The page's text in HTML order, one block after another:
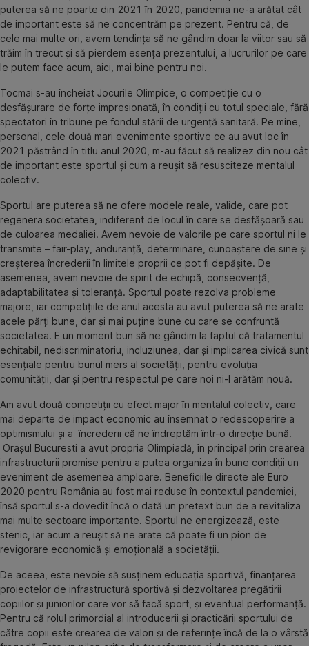
puterea să ne poarte din 2021 în 2020, pandemia ne-a arătat cât
de important este să ne concentrăm pe prezent. Pentru că, de
cele mai multe ori, avem tendința să ne gândim doar la viitor sau să
trăim în trecut și să pierdem esența prezentului, a lucrurilor pe care
le putem face acum, aici, mai bine pentru noi.
Tocmai s-au încheiat Jocurile Olimpice, o competiție cu o
desfășurare de forțe impresionată, în condiții cu totul speciale, fără
spectatori în tribune pe fondul stării de urgență sanitară. Pe mine,
personal, cele două mari evenimente sportive ce au avut loc în
2021 păstrând în titlu anul 2020, m-au făcut să realizez din nou cât
de important este sportul și cum a reușit să resusciteze mentalul
colectiv.
Sportul are puterea să ne ofere modele reale, valide, care pot
regenera societatea, indiferent de locul în care se desfășoară sau
de culoarea medaliei. Avem nevoie de valorile pe care sportul ni le
transmite – fair-play, anduranță, determinare, cunoaștere de sine și
creșterea încrederii în limitele proprii ce pot fi depășite. De
asemenea, avem nevoie de spirit de echipă, consecvență,
adaptabilitatea și toleranță. Sportul poate rezolva probleme
majore, iar competițiile de anul acesta au avut puterea să ne arate
acele părți bune, dar și mai puține bune cu care se confruntă
societatea. E un moment bun să ne gândim la faptul că tratamentul
echitabil, nediscriminatoriu, incluziunea, dar și implicarea civică sunt
esențiale pentru bunul mers al societății, pentru evoluția
comunității, dar și pentru respectul pe care noi ni-l arătăm nouă.
Am avut două competiții cu efect major în mentalul colectiv, care
mai departe de impact economic au însemnat o redescoperire a
optimismului și a încrederii că ne îndreptăm într-o direcție bună.
Orașul Bucuresti a avut propria Olimpiadă, în principal prin crearea
infrastructurii promise pentru a putea organiza în bune condiții un
eveniment de asemenea amploare. Beneficiile directe ale Euro
2020 pentru România au fost mai reduse în contextul pandemiei,
însă sportul s-a dovedit încă o dată un pretext bun de a revitaliza
mai multe sectoare importante. Sportul ne energizează, este
stenic, iar acum a reușit să ne arate că poate fi un pion de
revigorare economică și emoțională a societății.
De aceea, este nevoie să susținem educația sportivă, finanțarea
proiectelor de infrastructură sportivă și dezvoltarea pregătirii
copiilor și juniorilor care vor să facă sport, și eventual performanță.
Pentru că rolul primordial al introducerii și practicării sportului de
către copii este crearea de valori și de referințe încă de la o vârstă